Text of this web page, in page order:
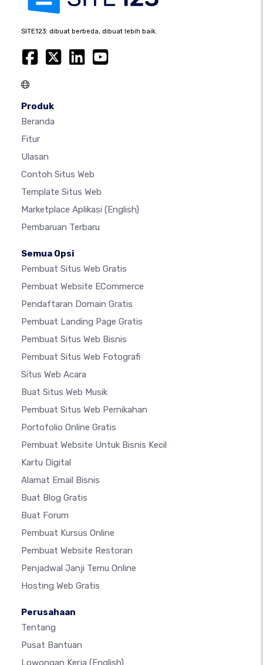
SITE123: dibuat berbeda, dibuat lebih baik.
Produk
Beranda
Fitur
Ulasan
Contoh Situs Web
Template Situs Web
Marketplace Aplikasi (English)
Pembaruan Terbaru
Semua Opsi
Pembuat Situs Web Gratis
Pembuat Website ECommerce
Pendaftaran Domain Gratis
Pembuat Landing Page Gratis
Pembuat Situs Web Bisnis
Pembuat Situs Web Fotografi
Situs Web Acara
Buat Situs Web Musik
Pembuat Situs Web Pernikahan
Portofolio Online Gratis
Pembuat Website Untuk Bisnis Kecil
Kartu Digital
Alamat Email Bisnis
Buat Blog Gratis
Buat Forum
Pembuat Kursus Online
Pembuat Website Restoran
Penjadwal Janji Temu Online
Hosting Web Gratis
Perusahaan
Tentang
Pusat Bantuan
Lowongan Kerja (English)